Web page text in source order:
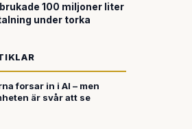
100 miljoner liter
under torka
forsar in i AI – men
är svår att se